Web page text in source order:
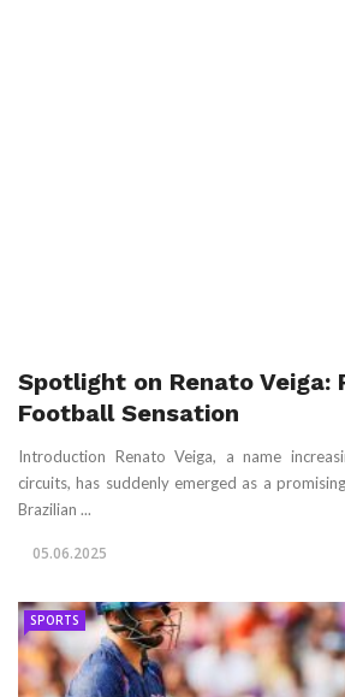
Spotlight on Renato Veiga:
Football Sensation
Introduction Renato Veiga, a name
circuits, has suddenly emerged as a
Brazilian ...
05.06.2025
SPORTS